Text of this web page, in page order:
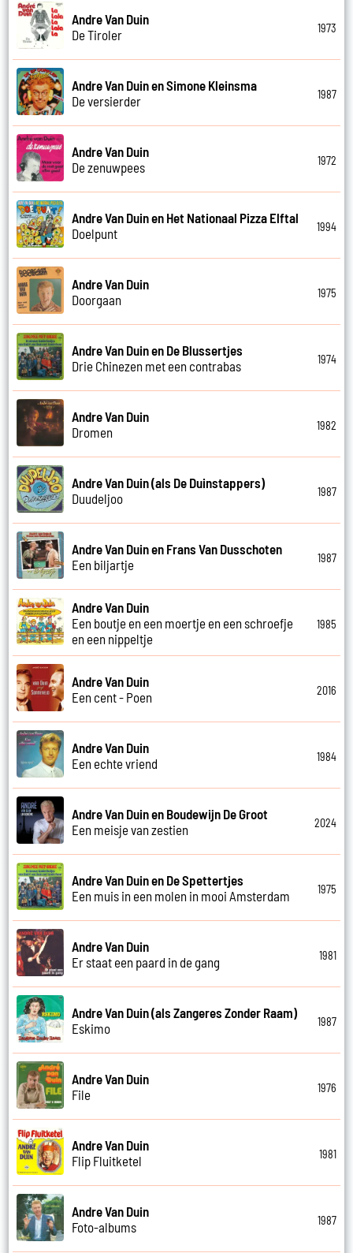
Andre Van Duin
De Tiroler
1973
Andre Van Duin en Simone Kleinsma
De versierder
1987
Andre Van Duin
De zenuwpees
1972
Andre Van Duin en Het Nationaal Pizza Elftal
Doelpunt
1994
Andre Van Duin
Doorgaan
1975
Andre Van Duin en De Blussertjes
Drie Chinezen met een contrabas
1974
Andre Van Duin
Dromen
1982
Andre Van Duin (als De Duinstappers)
Duudeljoo
1987
Andre Van Duin en Frans Van Dusschoten
Een biljartje
1987
Andre Van Duin
Een boutje en een moertje en een schroefje
en een nippeltje
1985
Andre Van Duin
Een cent - Poen
2016
Andre Van Duin
Een echte vriend
1984
Andre Van Duin en Boudewijn De Groot
Een meisje van zestien
2024
Andre Van Duin en De Spettertjes
Een muis in een molen in mooi Amsterdam
1975
Andre Van Duin
Er staat een paard in de gang
1981
Andre Van Duin (als Zangeres Zonder Raam)
Eskimo
1987
Andre Van Duin
File
1976
Andre Van Duin
Flip Fluitketel
1981
Andre Van Duin
Foto-albums
1987